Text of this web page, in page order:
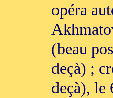
opéra
(beau
deçà) ;
deçà), le